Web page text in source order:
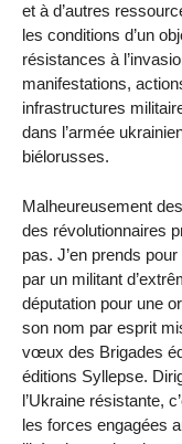
et à d’autres
les conditions d’un
résistances à
manifestations,
infrastructures
dans l’armée
biélorusses.
Malheureusement
des révolutionnaires
pas. J’en prends
par un militant
députation pour une
son nom par esprit
vœux des Brigades
éditions Syllepse.
l’Ukraine résistante,
les forces engagées